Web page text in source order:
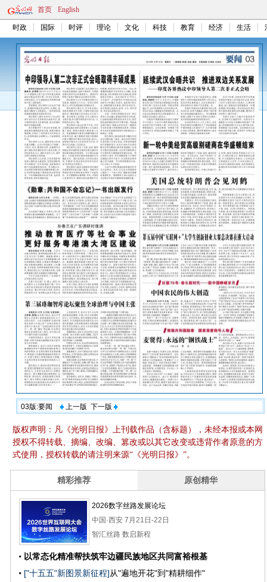
首页 English
时政 国际 时评 理论 文化 科技 教育 经济 生活
03版:要闻 上一版 下一版
版权声明：凡《光明日报》上刊载作品（含标题），未经本报或本网
授权不得转载、摘编、改编、篡改或以其它改变或违背作者原意的方
式使用，授权转载的请注明来源“《光明日报》”。